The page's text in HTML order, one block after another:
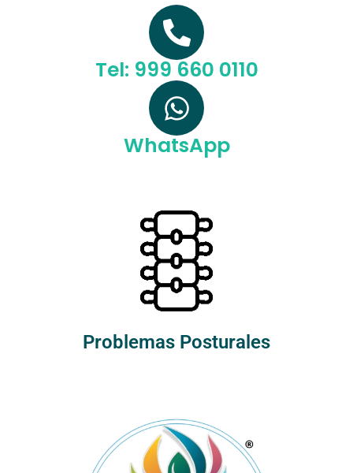
Tel: 999 660 0110
WhatsApp
Problemas Posturales